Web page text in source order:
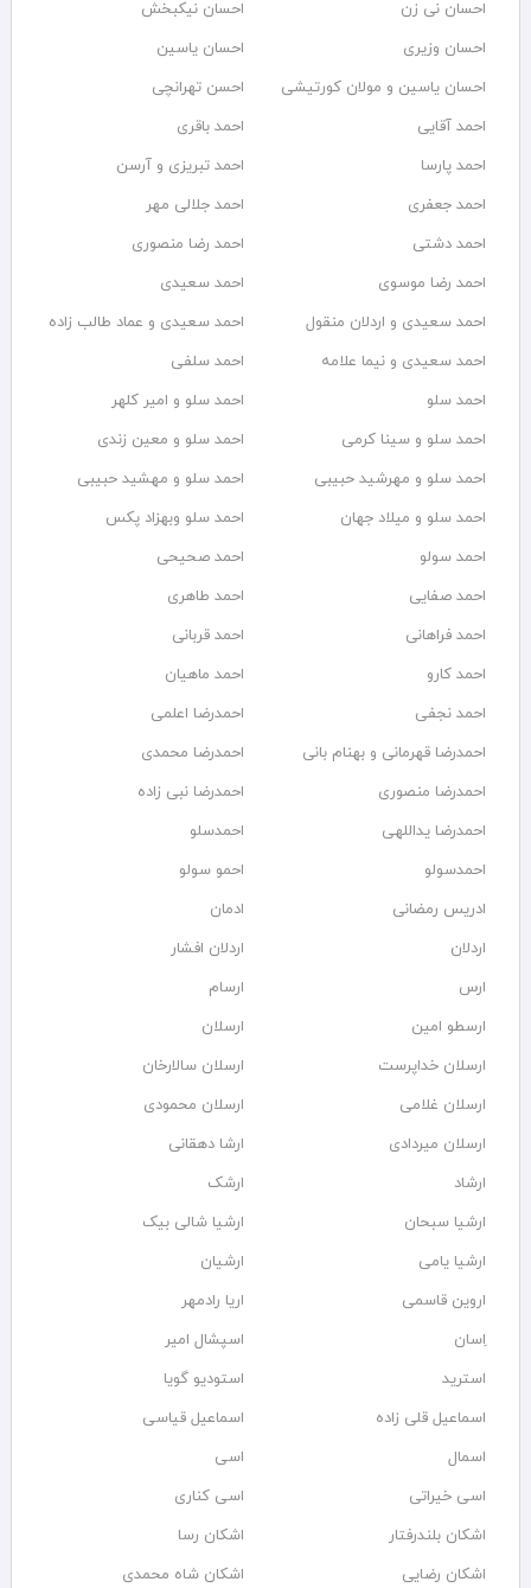
احسان نی زن
احسان نیکبخش
احسان وزیری
احسان یاسین
احسان یاسین و مولان کورتیشی
احسن تهرانچی
احمد آقایی
احمد باقری
احمد پارسا
احمد تبریزی و آرسن
احمد جعفری
احمد جلالی مهر
احمد دشتی
احمد رضا منصوری
احمد رضا موسوی
احمد سعیدی
احمد سعیدی و اردلان منقول
احمد سعیدی و عماد طالب زاده
احمد سعیدی و نیما علامه
احمد سلفی
احمد سلو
احمد سلو و امیر کلهر
احمد سلو و سینا کرمی
احمد سلو و معین زندی
احمد سلو و مهرشید حبیبی
احمد سلو و مهشید حبیبی
احمد سلو و میلاد جهان
احمد سلو وبهزاد پکس
احمد سولو
احمد صحیحی
احمد صفایی
احمد طاهری
احمد فراهانی
احمد قربانی
احمد کارو
احمد ماهیان
احمد نجفی
احمدرضا اعلمی
احمدرضا قهرمانی و بهنام بانی
احمدرضا محمدی
احمدرضا منصوری
احمدرضا نبی زاده
احمدرضا یداللهی
احمدسلو
احمدسولو
احمو سولو
ادریس رمضانی
ادمان
اردلان
اردلان افشار
ارس
ارسام
ارسطو امین
ارسلان
ارسلان خداپرست
ارسلان سالارخان
ارسلان غلامی
ارسلان محمودی
ارسلان میردادی
ارشا دهقانی
ارشاد
ارشک
ارشیا سبحان
ارشیا شالی بیک
ارشیا یامی
ارشیان
اروین قاسمی
اریا رادمهر
اِسان
اسپشال امیر
استرید
استودیو گویا
اسماعیل قلی زاده
اسماعیل قیاسی
اسمال
اسی
اسی خیراتی
اسی کناری
اشکان بلندرفتار
اشکان رسا
اشکان رضایی
اشکان شاه محمدی